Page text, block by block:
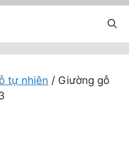
tự nhiên / Giường gỗ